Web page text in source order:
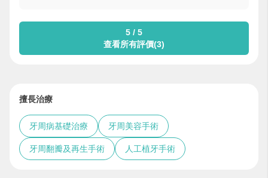
5 / 5
查看所有評價(3)
擅長治療
牙周病基礎治療 牙周美容手術
牙周翻瓣及再生手術 人工植牙手術